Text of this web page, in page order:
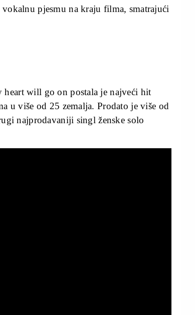
pjesmu na kraju filma, smatrajući
will go on postala je najveći hit
u više od 25 zemalja. Prodato je više od
najprodavaniji singl ženske solo